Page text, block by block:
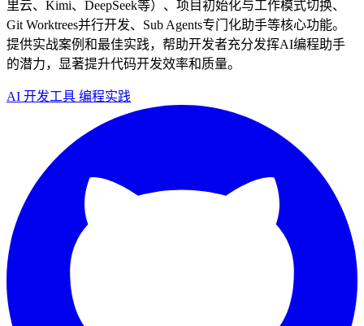
里云、Kimi、DeepSeek等）、项目初始化与工作模式切换、
Git Worktrees并行开发、Sub Agents专门化助手等核心功能。
提供实战案例和最佳实践，帮助开发者充分发挥AI编程助手
的潜力，显著提升代码开发效率和质量。
AI 开发工具 编程实践